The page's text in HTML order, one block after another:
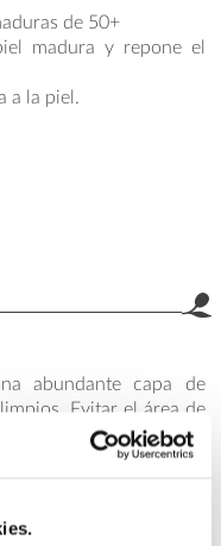
de 50+
madura y repone el
a la piel.
abundante capa de
Evitar el área de
aclarar con agua